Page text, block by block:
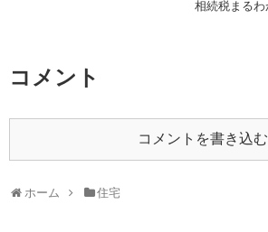
相続税まるわ
コメント
コメントを書き込む
ホーム 住宅